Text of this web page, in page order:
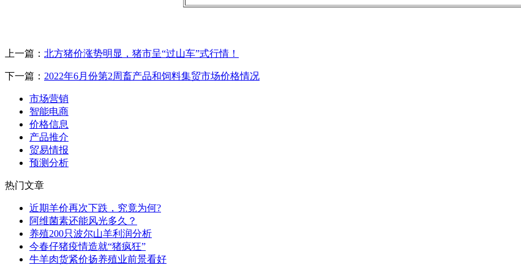
上一篇： 北方猪价涨势明显，猪市呈“过山车”式行情！
下一篇： 2022年6月份第2周畜产品和饲料集贸市场价格情况
市场营销
智能电商
价格信息
产品推介
贸易情报
预测分析
热门文章
近期羊价再次下跌，究竟为何?
阿维菌素还能风光多久？
养殖200只波尔山羊利润分析
今春仔猪疫情造就“猪疯狂”
牛羊肉货紧价扬养殖业前景看好